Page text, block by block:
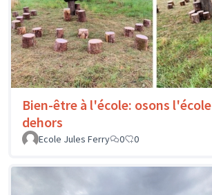
Bien-être à l'école: osons l'école
dehors
Ecole Jules Ferry
0 0